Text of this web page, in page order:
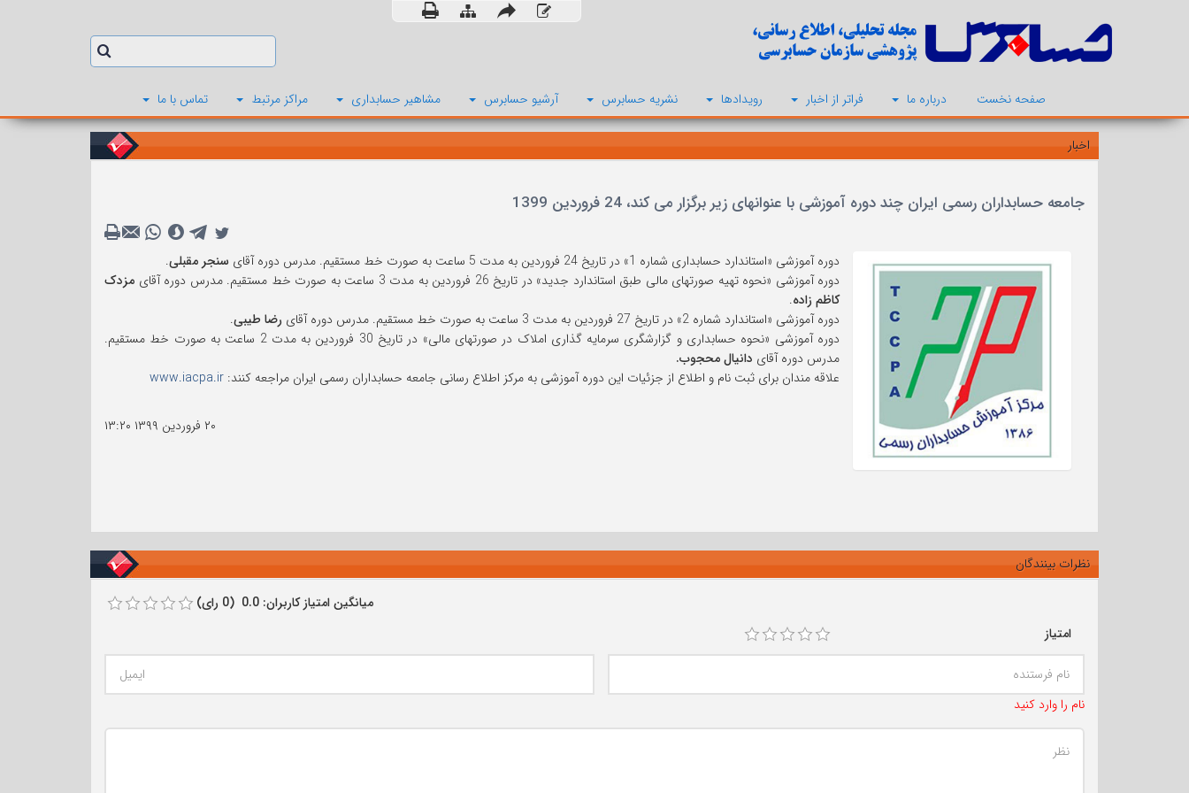
صفحه نخست درباره ما فراتر از اخبار رویدادها نشریه حسابرس آرشیو حسابرس مشاهیر حسابداری مراکز مرتبط تماس با ما
اخبار
جامعه حسابداران رسمی ایران چند دوره آموزشی با عنوانهای زیر برگزار می کند، 24 فروردین 1399
دوره آموزشی «استاندارد حسابداری شماره 1» در تاریخ 24 فروردین به مدت 5 ساعت به صورت خط مستقیم. مدرس دوره آقای سنجر مقبلی.
دوره آموزشی «نحوه تهیه صورتهای مالی طبق استاندارد جدید» در تاریخ 26 فروردین به مدت 3 ساعت به صورت خط مستقیم. مدرس دوره آقای
مزدک
کاظم زاده.
دوره آموزشی «استاندارد شماره 2» در تاریخ 27 فروردین به مدت 3 ساعت به صورت خط مستقیم. مدرس دوره آقای
رضا طیبی.
دوره آموزشی «نحوه حسابداری و گزارشگری سرمایه گذاری املاک در صورتهای مالی» در تاریخ 30 فروردین به مدت 2 ساعت به صورت خط مستقیم.
مدرس دوره آقای دانیال محجوب.
علاقه مندان برای ثبت نام و اطلاع از جزئیات این دوره آموزشی به مرکز اطلاع رسانی جامعه حسابداران رسمی ایران مراجعه کنند: www.iacpa.ir
۲۰ فروردین ۱۳۹۹ ۱۳:۲۰
نظرات بینندگان
میانگین امتیاز کاربران: 0.0 (0 رای)
امتیاز
نام را وارد کنید